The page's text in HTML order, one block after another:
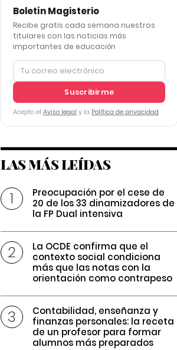
Boletín Magisterio
Recibe gratis cada semana nuestros
titulares con las noticias más
importantes de educación
Suscribirme
Acepto el Aviso legal y la Política de privacidad
LAS MÁS LEÍDAS
Preocupación por el cese de
20 de los 33 dinamizadores de
la FP Dual intensiva
La OCDE confirma que el
contexto social condiciona
más que las notas con la
orientación como contrapeso
Contabilidad, enseñanza y
finanzas personales: la receta
de un profesor para formar
alumnos más preparados